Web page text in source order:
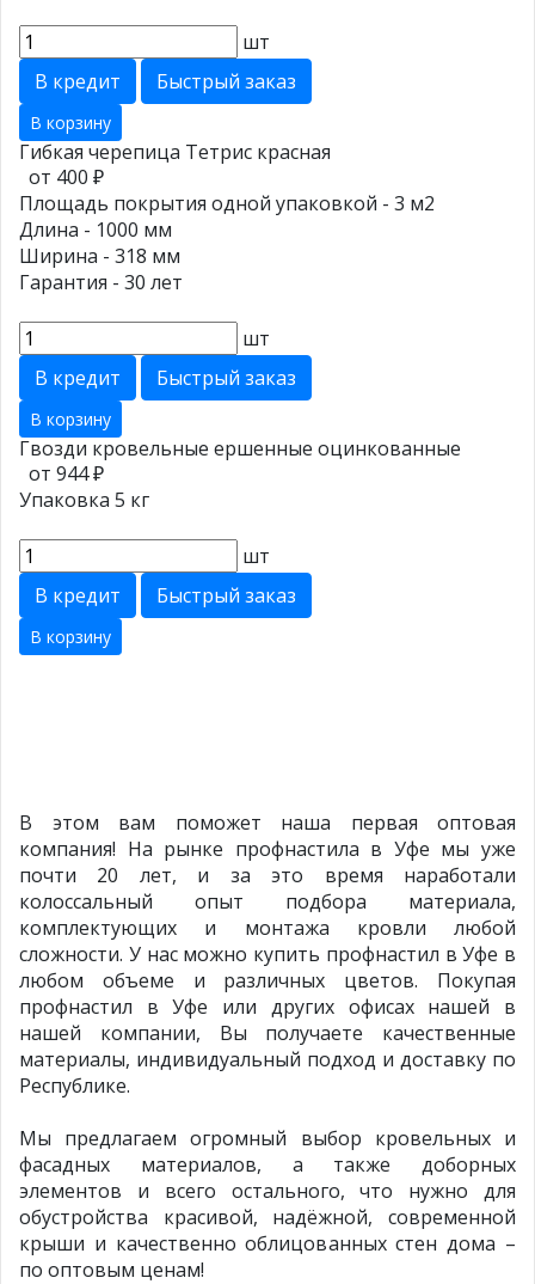
шт
В кредит
Быстрый заказ
В корзину
Гибкая черепица Тетрис красная
от 400 ₽
Площадь покрытия одной упаковкой - 3 м2
Длина - 1000 мм
Ширина - 318 мм
Гарантия - 30 лет
шт
В кредит
Быстрый заказ
В корзину
Гвозди кровельные ершенные оцинкованные
от 944 ₽
Упаковка 5 кг
шт
В кредит
Быстрый заказ
В корзину
В этом вам поможет наша первая оптовая
компания! На рынке профнастила в Уфе мы уже
почти 20 лет, и за это время наработали
колоссальный опыт подбора материала,
комплектующих и монтажа кровли любой
сложности. У нас можно купить профнастил в Уфе в
любом объеме и различных цветов. Покупая
профнастил в Уфе или других офисах нашей в
нашей компании, Вы получаете качественные
материалы, индивидуальный подход и доставку по
Республике.
Мы предлагаем огромный выбор кровельных и
фасадных материалов, а также доборных
элементов и всего остального, что нужно для
обустройства красивой, надёжной, современной
крыши и качественно облицованных стен дома –
по оптовым ценам!